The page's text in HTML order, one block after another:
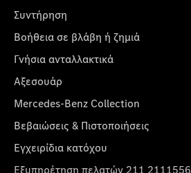
Συντήρηση
Βοήθεια σε βλάβη ή ζημιά
Γνήσια ανταλλακτικά
Αξεσουάρ
Mercedes-Benz Collection
Βεβαιώσεις & Πιστοποιήσεις
Εγχειρίδια κατόχου
Εξυπηρέτηση πελατών 211 2111556